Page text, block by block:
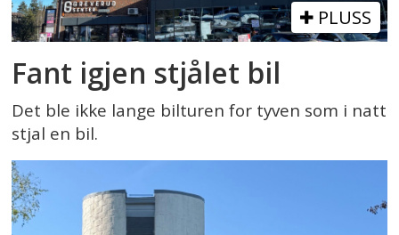
PLUSS
Fant igjen stjålet bil
Det ble ikke lange bilturen for tyven som i natt
stjal en bil.